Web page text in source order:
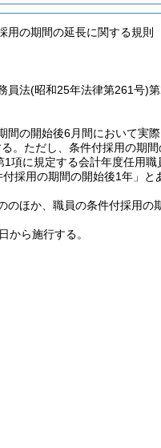
用の期間の延長に関する規則
員法(昭和25年法律第261号)
間の開始後6月間において実
。 ただし、条件付採用の期
項に規定する会計年度任用職
採用の期間の開始後1年」と
のほか、職員の条件付採用の
から施行する。